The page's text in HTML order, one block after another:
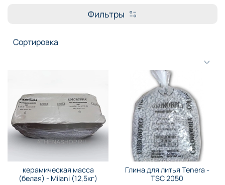
Фильтры
керамическая масса
(белая) - Milani (12,5кг)
Глина для литья Tenera -
TSC 2050